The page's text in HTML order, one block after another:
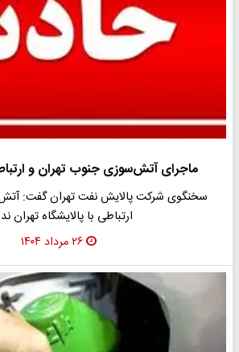
ماجرای آتش‌سوزی جنوب تهران و
سخنگوی شرکت پالایش نفت تهران گفت:
ارتباطی با پالایشگاه تهران
۲۶ مرداد ۱۴۰۴